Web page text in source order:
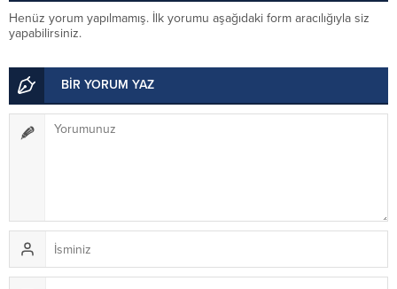
Henüz yorum yapılmamış. İlk yorumu aşağıdaki form aracılığıyla siz
yapabilirsiniz.
BİR YORUM YAZ